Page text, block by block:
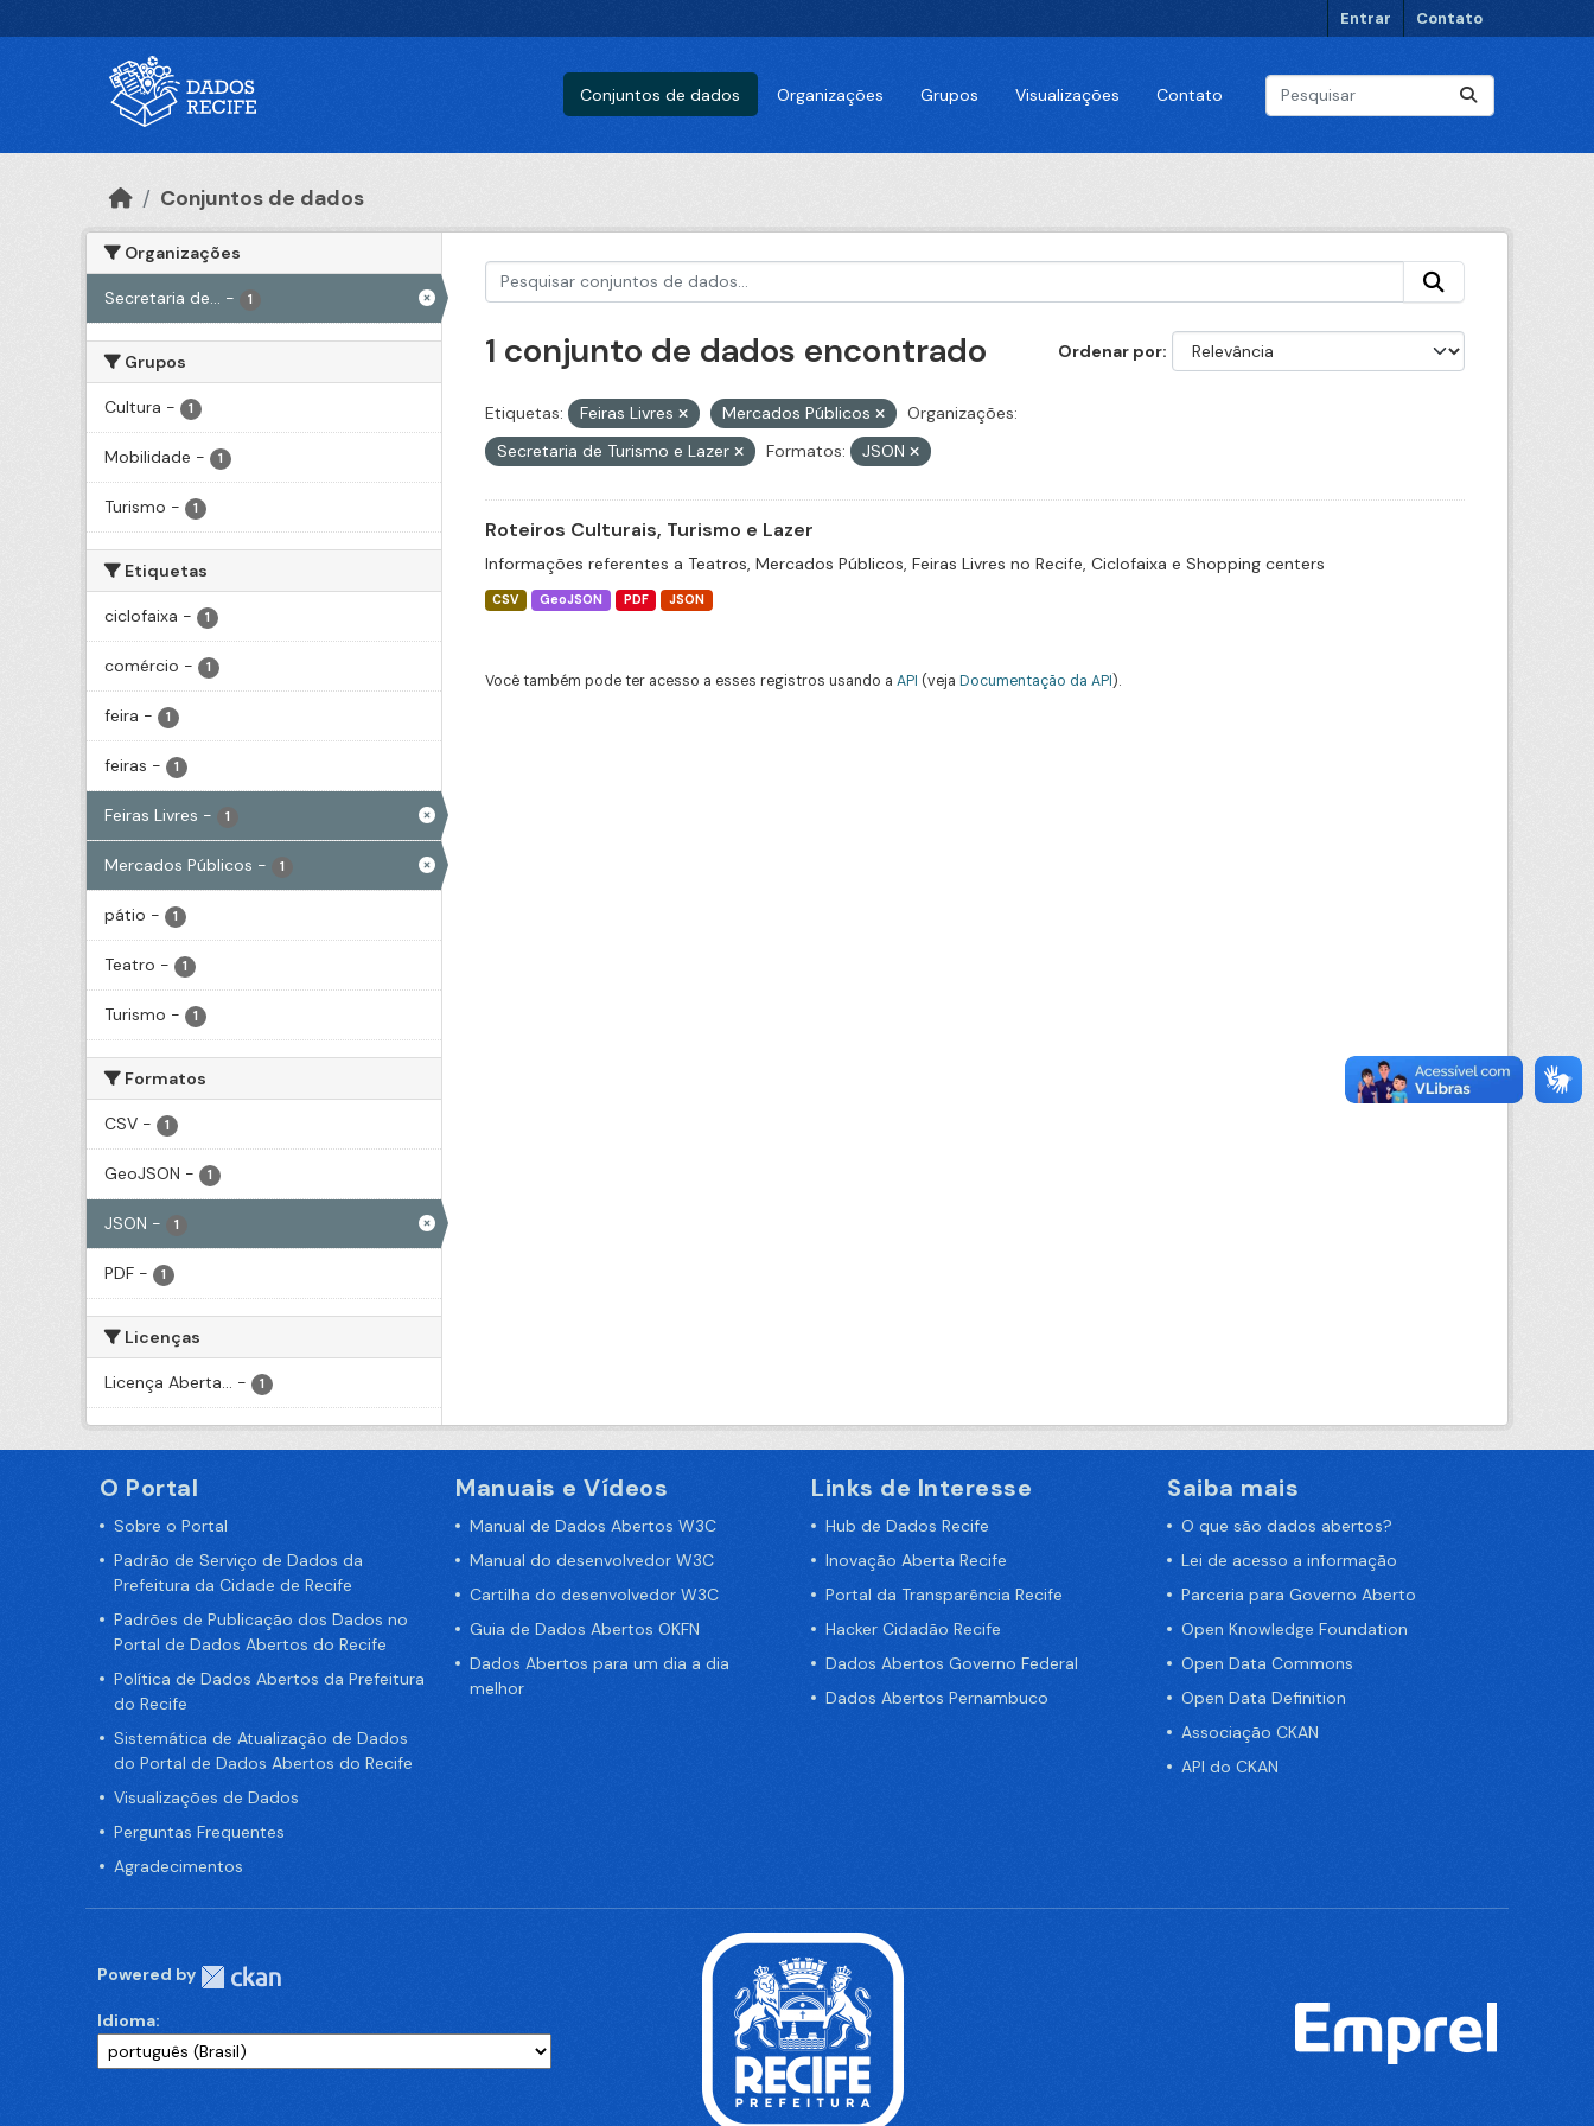
Entrar Contato
Conjuntos de dados Organizações Grupos Visualizações Contato
Conjuntos de dados
Organizações
Secretaria de... - 1
Grupos
Cultura - 1
Mobilidade - 1
Turismo - 1
Etiquetas
ciclofaixa - 1
comércio - 1
feira - 1
feiras - 1
Feiras Livres - 1
Mercados Públicos - 1
pátio - 1
Teatro - 1
Turismo - 1
Formatos
CSV - 1
GeoJSON - 1
JSON - 1
PDF - 1
Licenças
Licença Aberta... - 1
Ordenar por
1 conjunto de dados encontrado
Etiquetas: Feiras Livres Mercados Públicos
Organizações:
Secretaria de Turismo e Lazer
Formatos: JSON
Roteiros Culturais, Turismo e Lazer
Informações referentes a Teatros, Mercados Públicos, Feiras Livres no Recife, Ciclofaixa e Shopping centers
CSV GeoJSON PDF JSON
Você também pode ter acesso a esses registros usando a API (veja Documentação da API).
O Portal
Sobre o Portal
Padrão de Serviço de Dados da
Prefeitura da Cidade de Recife
Padrões de Publicação dos Dados no
Portal de Dados Abertos do Recife
Política de Dados Abertos da Prefeitura
do Recife
Sistemática de Atualização de Dados
do Portal de Dados Abertos do Recife
Visualizações de Dados
Perguntas Frequentes
Agradecimentos
Manuais e Vídeos
Manual de Dados Abertos W3C
Manual do desenvolvedor W3C
Cartilha do desenvolvedor W3C
Guia de Dados Abertos OKFN
Dados Abertos para um dia a dia
melhor
Links de Interesse
Hub de Dados Recife
Inovação Aberta Recife
Portal da Transparência Recife
Hacker Cidadão Recife
Dados Abertos Governo Federal
Dados Abertos Pernambuco
Saiba mais
O que são dados abertos?
Lei de acesso a informação
Parceria para Governo Aberto
Open Knowledge Foundation
Open Data Commons
Open Data Definition
Associação CKAN
API do CKAN
Powered by
Idioma